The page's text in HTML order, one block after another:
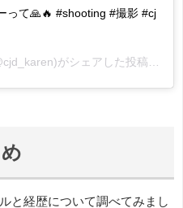
って🙏🔥 #shooting #撮影 #cj
がシェアした投稿 -
と経歴について調べてみまし